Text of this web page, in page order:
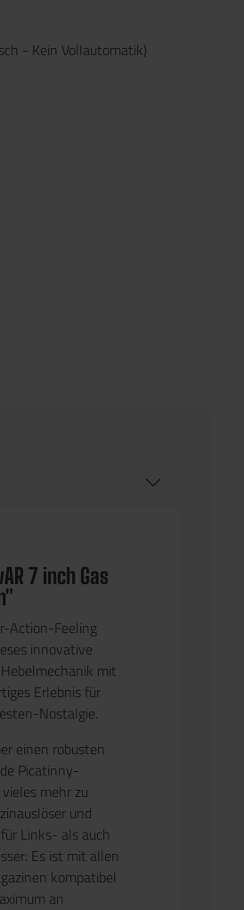
- Kein Vollautomatik)
7 inch Gas
Action-Feeling
innovative
mit
Erlebnis für
Nostalgie.
einen robusten
Picatinny-
mehr zu
und
Links- als auch
Es ist mit allen
kompatibel
an